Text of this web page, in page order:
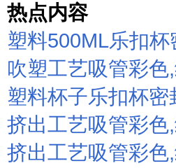
热点内容
塑料500ML乐扣
吹塑工艺吸管彩
塑料杯子乐扣杯
挤出工艺吸管彩色
挤出工艺吸管彩色